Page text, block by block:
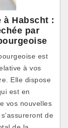
à Habscht :
par
est
à vos
Elle dispose
est en
vos nouvelles
de